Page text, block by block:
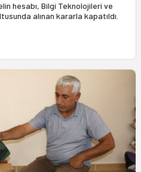
hesabı, Bilgi Teknolojileri ve
alınan kararla kapatıldı.